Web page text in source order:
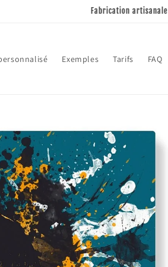
Fabrication artisanale
Exemples Tarifs FAQ